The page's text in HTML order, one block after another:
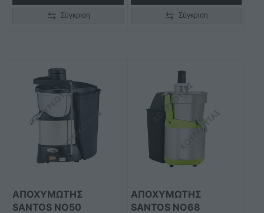
Σύγκριση Σύγκριση
ΑΠΟΧΥΜΩΤΉΣ
SANTOS NO50
ΑΠΟΧΥΜΩΤΉΣ
SANTOS ΝΟ68